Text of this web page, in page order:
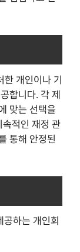
한 개인이나 기
합니다. 각 제
맞는 선택을
적인 재정 관
통해 안정된
하는 개인회